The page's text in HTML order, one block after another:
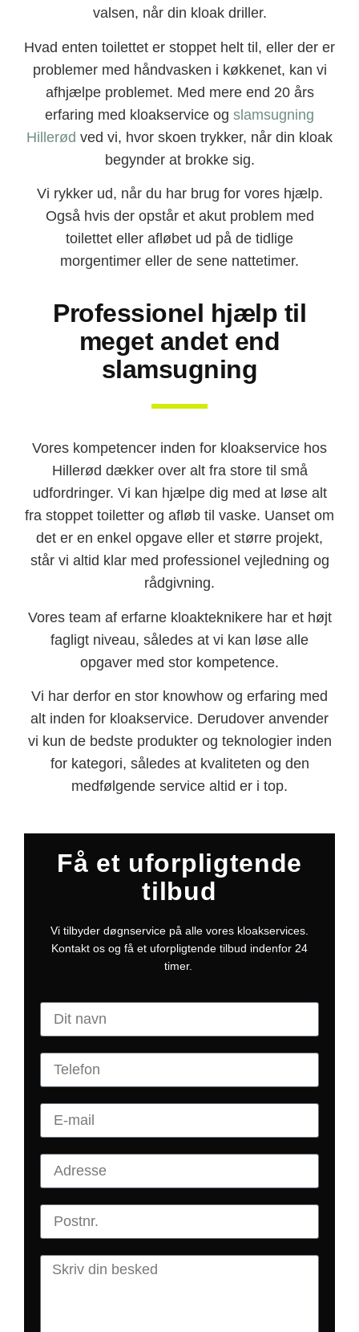
valsen, når din kloak driller.
Hvad enten toilettet er stoppet helt til, eller der er
problemer med håndvasken i køkkenet, kan vi
afhjælpe problemet. Med mere end 20 års
erfaring med kloakservice og slamsugning
Hillerød ved vi, hvor skoen trykker, når din kloak
begynder at brokke sig.
Vi rykker ud, når du har brug for vores hjælp.
Også hvis der opstår et akut problem med
toilettet eller afløbet ud på de tidlige
morgentimer eller de sene nattetimer.
Professionel hjælp til
meget andet end
slamsugning
Vores kompetencer inden for kloakservice hos
Hillerød dækker over alt fra store til små
udfordringer. Vi kan hjælpe dig med at løse alt
fra stoppet toiletter og afløb til vaske. Uanset om
det er en enkel opgave eller et større projekt,
står vi altid klar med professionel vejledning og
rådgivning.
Vores team af erfarne kloakteknikere har et højt
fagligt niveau, således at vi kan løse alle
opgaver med stor kompetence.
Vi har derfor en stor knowhow og erfaring med
alt inden for kloakservice. Derudover anvender
vi kun de bedste produkter og teknologier inden
for kategori, således at kvaliteten og den
medfølgende service altid er i top.
Få et uforpligtende
tilbud
Vi tilbyder døgnservice på alle vores kloakservices.
Kontakt os og få et uforpligtende tilbud indenfor 24
timer.